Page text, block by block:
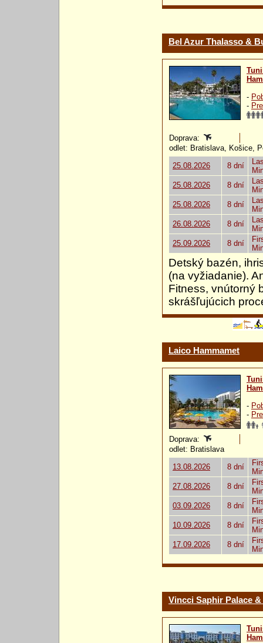
Bel Azur Thalasso &
-
-
Doprava:
odlet: Bratislava, Košice,
25.08.2026
8 dní
25.08.2026
8 dní
25.08.2026
8 dní
26.08.2026
8 dní
25.09.2026
8 dní
Detský bazén,
(na vyžiadanie).
Fitness, vnútorný
skrášľujúcich
Laico Hammamet
-
-
Doprava:
odlet: Bratislava
13.08.2026
8 dní
27.08.2026
8 dní
03.09.2026
8 dní
10.09.2026
8 dní
17.09.2026
8 dní
Vincci Saphir Palace &